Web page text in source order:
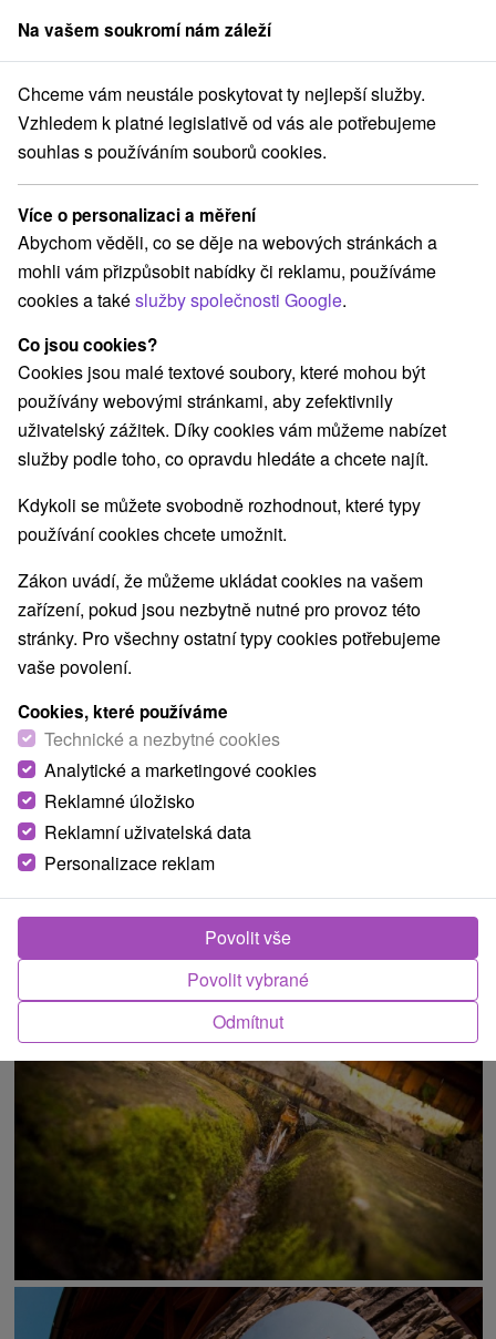
člen skupinySorger
Prešovský kraj Červený Kláštor Pramen Smerdžonka
Pramen Smerdžonka
Navigovat do místa
Prameň Smerdžonka
059 06 Červený Kláštor
GPS:
N +49° 23' 24.31''
Turistický region
Východné Slovensko, Zamagurie, Spiš, Prešovský kraj,
Spišská Magura, Pieniny
Našli jste chybu nebo nám chcete doporučit novou atrakci
Nahlásit chybu
O ATRAKCI
Na vašem soukromí nám záleží
Chceme vám neustále poskytovat ty nejlepší služby.
Vzhledem k platné legislativě od vás ale potřebujeme
souhlas s používáním souborů cookies.
Více o personalizaci a měření
Abychom věděli, co se děje na webových stránkách a
mohli vám přizpůsobit nabídky či reklamu, používáme
cookies a takéslužby společnosti Google.
Co jsou cookies?
Cookies jsou malé textové soubory, které mohou být
používány webovými stránkami, aby zefektivnily
uživatelský zážitek. Díky cookies vám můžeme nabízet
služby podle toho, co opravdu hledáte a chcete najít.
Kdykoli se můžete svobodně rozhodnout, které typy
používání cookies chcete umožnit.
Zákon uvádí, že můžeme ukládat cookies na vašem
zařízení, pokud jsou nezbytně nutné pro provoz této
stránky. Pro všechny ostatní typy cookies potřebujeme
vaše povolení.
Cookies, které používáme
Technické a nezbytné cookies
Analytické a marketingové cookies
Reklamné úložisko
Reklamní uživatelská data
Personalizace reklam
Odmítnut
Povolit vybrané
Povolit vše